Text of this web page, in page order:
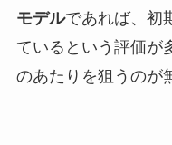
モデルであれば、初
ているという評価が
のあたりを狙うのが